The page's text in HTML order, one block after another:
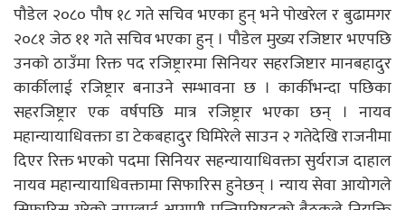
पौडेल २०८० पौष १८ गते सचिव भएका हुन् भने पोखरेल र बुढामगर
२०८१ जेठ ११ गते सचिव भएका हुन् । पौडेल मुख्य रजिष्टार भएपछि
उनको ठाउँमा रिक्त पद रजिष्ट्रारमा सिनियर सहरजिष्टार मानबहादुर
कार्कीलाई रजिष्ट्रार बनाउने सम्भावना छ । कार्कीभन्दा पछिका
सहरजिष्ट्रार एक वर्षपछि मात्र रजिष्ट्रार भएका छन् । नायव
महान्यायाधिवक्ता डा टेकबहादुर घिमिरेले साउन २ गतेदेखि राजनीमा
दिएर रिक्त भएको पदमा सिनियर सहन्यायाधिवक्ता सुर्यराज दाहाल
नायव महान्यायाधिवक्तामा सिफारिस हुनेछन् । न्याय सेवा आयोगले